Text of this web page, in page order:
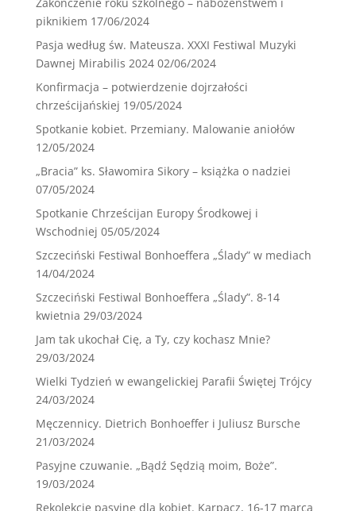
piknikiem 17/06/2024
Pasja według św. Mateusza. XXXI Festiwal Muzyki
Dawnej Mirabilis 2024 02/06/2024
Konfirmacja – potwierdzenie dojrzałości
chrześcijańskiej 19/05/2024
Spotkanie kobiet. Przemiany. Malowanie aniołów
12/05/2024
„Bracia” ks. Sławomira Sikory – książka o nadziei
07/05/2024
Spotkanie Chrześcijan Europy Środkowej i
Wschodniej 05/05/2024
Szczeciński Festiwal Bonhoeffera „Ślady” w mediach
14/04/2024
Szczeciński Festiwal Bonhoeffera „Ślady”. 8-14
kwietnia 29/03/2024
Jam tak ukochał Cię, a Ty, czy kochasz Mnie?
29/03/2024
Wielki Tydzień w ewangelickiej Parafii Świętej Trójcy
24/03/2024
Męczennicy. Dietrich Bonhoeffer i Juliusz Bursche
21/03/2024
Pasyjne czuwanie. „Bądź Sędzią moim, Boże”.
19/03/2024
Rekolekcje pasyjne dla kobiet. Karpacz, 16-17 marca